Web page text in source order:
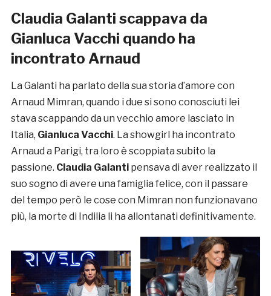
Claudia Galanti scappava da
Gianluca Vacchi quando ha
incontrato Arnaud
La Galanti ha parlato della sua storia d’amore con
Arnaud Mimran, quando i due si sono conosciuti lei
stava scappando da un vecchio amore lasciato in
Italia, Gianluca Vacchi. La showgirl ha incontrato
Arnaud a Parigi, tra loro è scoppiata subito la
passione. Claudia Galanti pensava di aver realizzato il
suo sogno di avere una famiglia felice, con il passare
del tempo però le cose con Mimran non funzionavano
più, la morte di Indilia li ha allontanati definitivamente.